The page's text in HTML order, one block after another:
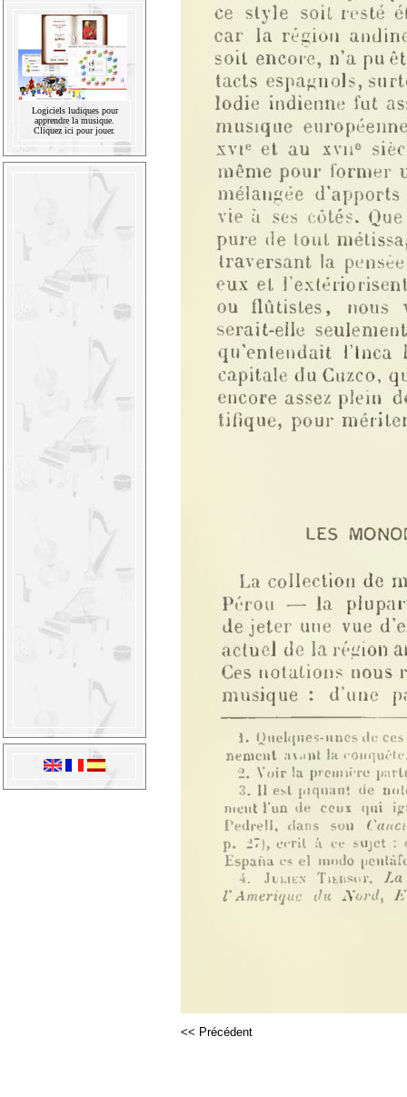
Logiciels ludiques pour
apprendre la musique.
Cliquez ici pour jouer.
<< Précédent